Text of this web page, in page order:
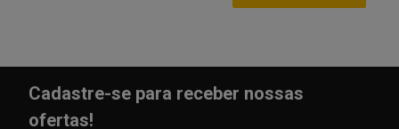
Cadastre-se para receber nossas
ofertas!